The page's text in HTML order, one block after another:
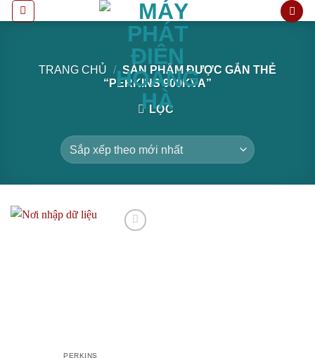
qua
TRANG CHỦ / SẢN PHẨM ĐƯỢC GẮN THẺ
“PERKINS 900KVA”
LỌC
PERKINS